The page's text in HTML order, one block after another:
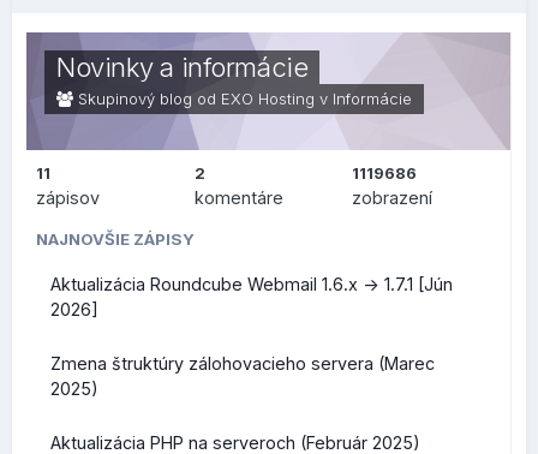
blogy alebo prezentácie vo francúzskom jazyku
.NOW - sila prítomnému okamihu na povzbudenie k
okamžitej akcii
platformy špecializované na turistické miesta alebo
podujatia
cenách, ich prehľad nájdete natejto stránke. Akciové ceny
platia na 1 rok registrácie domény, akcia trvá do 31. januára
Novinky a informácie
Skupinový blog od EXO Hosting v Informácie
11
zápisov
2
komentáre
1119686
zobrazení
NAJNOVŠIE ZÁPISY
Aktualizácia Roundcube Webmail 1.6.x -> 1.7.1 [Jún
2026]
Zmena štruktúry zálohovacieho servera (Marec
2025)
Aktualizácia PHP na serveroch (Február 2025)